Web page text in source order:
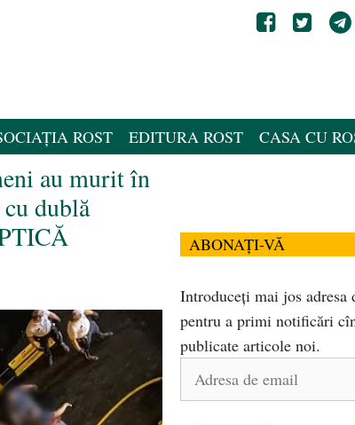
ROST EDITURA ROST CASA CU
au murit în
dublă
ABONAȚI-VĂ
Introduceți mai jos adresa
pentru a primi notificări
publicate articole noi.
Adresa